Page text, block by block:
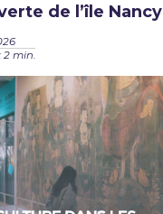
de l’île Nancy
min.